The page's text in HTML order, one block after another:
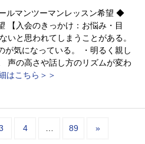
マンツーマンレッスン希望 ◆
【入会のきっかけ：お悩み・目
いと思われてしまうことがある。
が気になっている。 ・明るく親し
声の高さや話し方のリズムが変わ
はこちら＞＞
4 89 »